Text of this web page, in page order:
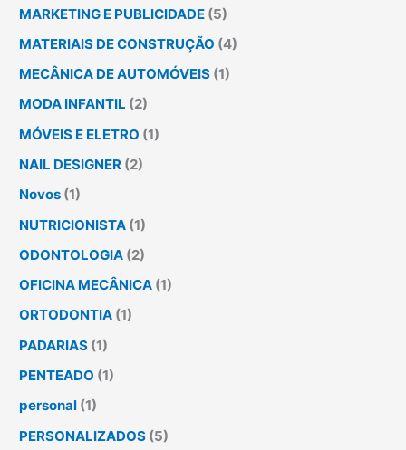
MARKETING E PUBLICIDADE (5)
MATERIAIS DE CONSTRUÇÃO (4)
MECÂNICA DE AUTOMÓVEIS (1)
MODA INFANTIL (2)
MÓVEIS E ELETRO (1)
NAIL DESIGNER (2)
Novos (1)
NUTRICIONISTA (1)
ODONTOLOGIA (2)
OFICINA MECÂNICA (1)
ORTODONTIA (1)
PADARIAS (1)
PENTEADO (1)
personal (1)
PERSONALIZADOS (5)